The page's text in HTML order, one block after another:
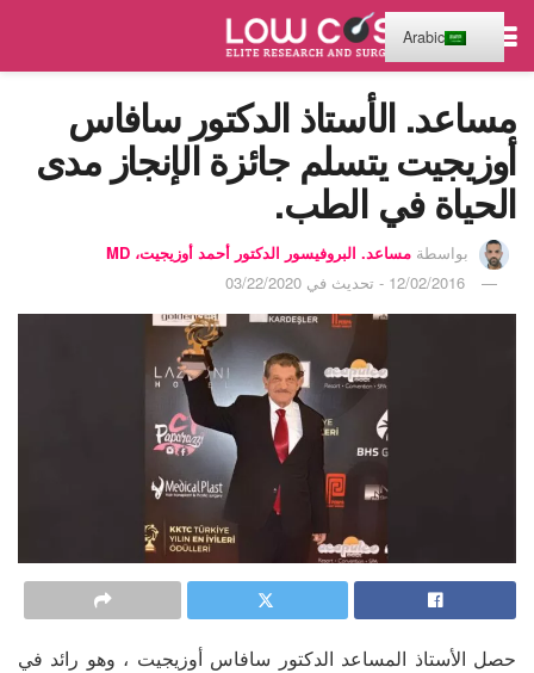
مساعد. الأستاذ الدكتور سافاس
أوزيجيت يتسلم جائزة الإنجاز مدى
الحياة في الطب.
بواسطة مساعد. البروفيسور الدكتور أحمد أوزيجيت، MD
12/02/2016 - تحديث في 03/22/2020
حصل الأستاذ المساعد الدكتور سافاس أوزيجيت ، وهو رائد في
Arabic